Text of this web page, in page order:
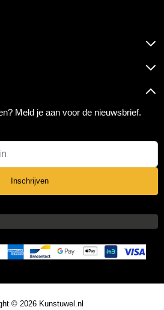
Meld je aan voor de nieuwsbrief.
Inschrijven
© 2026 Kunstuwel.nl